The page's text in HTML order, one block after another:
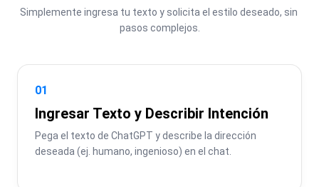
Simplemente ingresa tu texto y solicita el estilo deseado, sin
pasos complejos.
01
Ingresar Texto y Describir Intención
Pega el texto de ChatGPT y describe la dirección
deseada (ej. humano, ingenioso) en el chat.